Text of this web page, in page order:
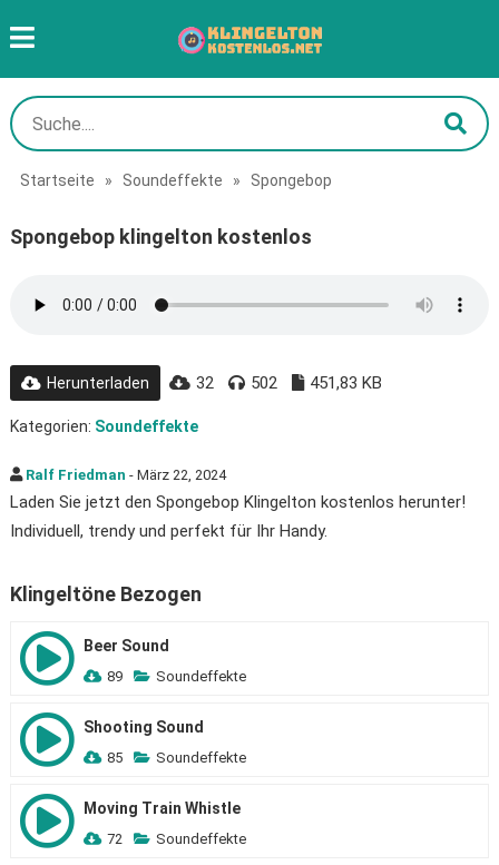
Startseite » Soundeffekte » Spongebop
Spongebop klingelton kostenlos
Herunterladen 32 502 451,83 KB
Kategorien: Soundeffekte
Ralf Friedman - März 22, 2024
Laden Sie jetzt den Spongebop Klingelton kostenlos herunter!
Individuell, trendy und perfekt für Ihr Handy.
Klingeltöne Bezogen
Beer Sound
89 Soundeffekte
Shooting Sound
85 Soundeffekte
Moving Train Whistle
72 Soundeffekte